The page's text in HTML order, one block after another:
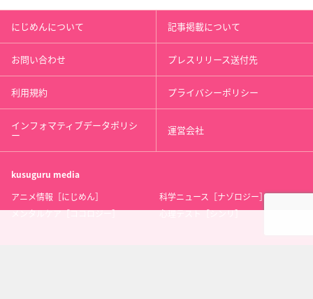
にじめんについて 記事掲載について
お問い合わせ プレスリリース送付先
利用規約 プライバシーポリシー
インフォマティブデータポリシ
ー 運営会社
kusuguru media
アニメ情報［にじめん］
科学ニュース［ナゾロジー］
メンタルケア［ココロジー］
心理テスト［シンリ］